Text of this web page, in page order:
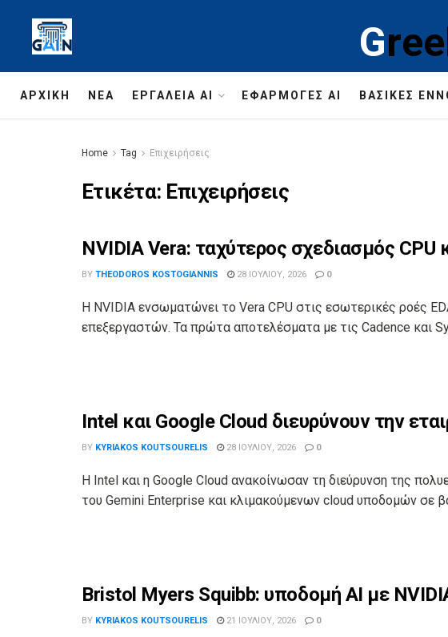
G
ΑΡΧΙΚΉ ΝΈΑ ΕΡΓΑΛΕΊΑ AI ΕΦΑΡΜΟΓΈΣ AI ΒΑΣΙΚΈΣ
Home Tag Επιχειρήσεις
Ετικέτα: Επιχειρήσεις
NVIDIA Vera: ταχύτερος σχεδιασμός CPU
BY THEODOROS KOSTOGIANNIS 28 ΙΟΥΛΊΟΥ, 2026 0
Η NVIDIA ενσωματώνει το Vera CPU στις εσωτερικές ροές
επεξεργαστών. Τα πρώτα αποτελέσματα με τις Cadence και
Intel και Google Cloud διευρύνουν την
BY KYRIAKOS KOUTSOURELIS 28 ΙΟΥΛΊΟΥ, 2026 0
Η Intel και η Google Cloud ανακοίνωσαν τη διεύρυνση της
του Gemini Enterprise και κλιμακούμενων cloud υποδομών σε
Bristol Myers Squibb: υποδομή AI με
BY KYRIAKOS KOUTSOURELIS 21 ΙΟΥΛΊΟΥ, 2026 0